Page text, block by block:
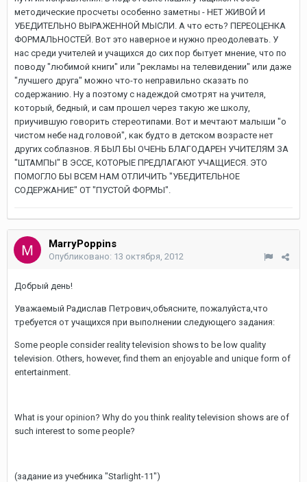
методические просчеты особенно заметны - НЕТ ЖИВОЙ И
УБЕДИТЕЛЬНО ВЫРАЖЕННОЙ МЫСЛИ. А что есть? ПЕРЕОЦЕНКА
ФОРМАЛЬНОСТЕЙ. Вот это наверное и нужно преодолевать. У
нас среди учителей и учащихся до сих пор бытует мнение, что по
поводу "любимой книги" или "рекламы на телевидении" или даже
"лучшего друга" можно что-то неправильно сказать по
содержанию. Ну а поэтому с надеждой смотрят на учителя,
который, бедный, и сам прошел через такую же школу,
приучившую говорить стереотипами. Вот и мечтают малыши "о
чистом небе над головой", как будто в детском возрасте нет
других соблазнов. Я БЫЛ БЫ ОЧЕНЬ БЛАГОДАРЕН УЧИТЕЛЯМ ЗА
"ШТАМПЫ" В ЭССЕ, КОТОРЫЕ ПРЕДЛАГАЮТ УЧАЩИЕСЯ. ЭТО
ПОМОГЛО БЫ ВСЕМ НАМ ОТЛИЧИТЬ "УБЕДИТЕЛЬНОЕ
СОДЕРЖАНИЕ" ОТ "ПУСТОЙ ФОРМЫ".
MarryPoppins
Опубликовано: 13 октября, 2012
Добрый день!
Уважаемый Радислав Петрович,объясните, пожалуйста,что
требуется от учащихся при выполнении следующего задания:
Some people consider reality television shows to be low quality
television. Others, however, find them an enjoyable and unique form of
entertainment.
What is your opinion? Why do you think reality television shows are of
such interest to some people?
(задание из учебника "Starlight-11")